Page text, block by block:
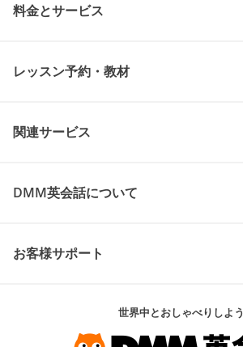
料金とサービス
レッスン予約・教材
関連サービス
DMM英会話について
お客様サポート
世界中とおしゃべりしよう